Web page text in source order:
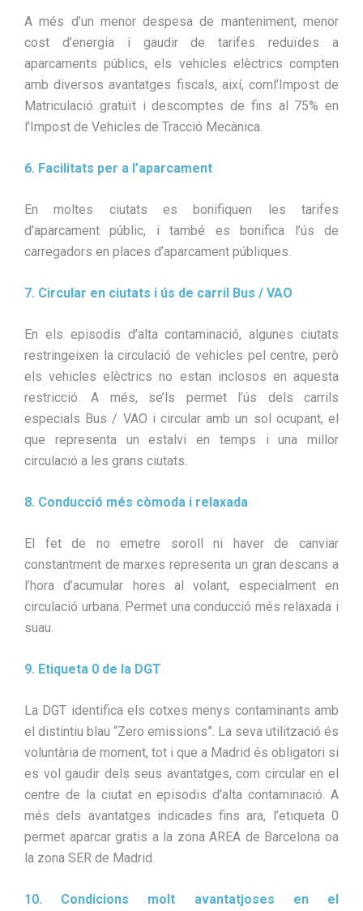
A més d’un menor despesa de manteniment, menor
cost d’energia i gaudir de tarifes reduïdes a
aparcaments públics, els vehicles elèctrics compten
amb diversos avantatges fiscals, així, com​​l’Impost de
Matriculació gratuït i descomptes de fins al 75% en
l’Impost de Vehicles de Tracció Mecànica.
6. Facilitats per a l’aparcament
En moltes ciutats es bonifiquen les tarifes
d’aparcament públic, i també es bonifica l’ús de
carregadors en places d’aparcament públiques.
7. Circular en ciutats i ús de carril Bus / VAO
En els episodis d’alta contaminació, algunes ciutats
restringeixen la circulació de vehicles pel centre, però
els vehicles elèctrics no estan inclosos en aquesta
restricció. A més, se’ls permet l’ús dels carrils
especials Bus / VAO i circular amb un sol ocupant, el
que representa un estalvi en temps i una millor
circulació a les grans ciutats.
8. Conducció més còmoda i relaxada
El fet de no emetre soroll ni haver de canviar
constantment de marxes representa un gran descans a
l’hora d’acumular hores al volant, especialment en
circulació urbana. Permet una conducció més relaxada i
suau.
9. Etiqueta 0 de la DGT
La DGT identifica els cotxes menys contaminants amb
el distintiu blau “Zero emissions”. La seva utilització és
voluntària de moment, tot i que a Madrid és obligatori si
es vol gaudir dels seus avantatges, com circular en el
centre de la ciutat en episodis d’alta contaminació. A
més dels avantatges indicades fins ara, l’etiqueta 0
permet aparcar gratis a la zona AREA de Barcelona oa
la zona SER de Madrid.
10. Condicions molt avantatjoses en el